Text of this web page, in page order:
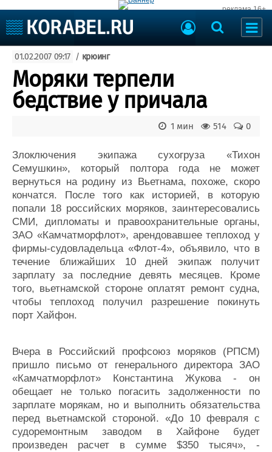
реклама 16+
Судоходство
Судоремонт
События
Пресс-релизы
Порты
Рыболовство
Еще
Судостроение
Пульс
Новости
Компании
Репутация
Работа
Крюинг
Журнал
Реклама
Торговая площадка
Доска объявлений
Продажа флота
Оборудование
Изделия
Материалы
Услуги
Выставки и семинары
Личности
Словарь
Галерея флота
Форум
Отзывы
Все службы
01.02.2007 09:17 / крюинг
Моряки терпели
бедствие у причала
0
514
1 мин
Злоключения экипажа сухогруза «Тихон
Семушкин», который полтора года не может
вернуться на родину из Вьетнама, похоже, скоро
кончатся. После того как историей, в которую
попали 18 российских моряков, заинтересовались
СМИ, дипломаты и правоохранительные органы,
ЗАО «Камчатморфлот», арендовавшее теплоход у
фирмы-судовладельца «Флот-4», объявило, что в
течение ближайших 10 дней экипаж получит
зарплату за последние девять месяцев. Кроме
того, вьетнамской стороне оплатят ремонт судна,
чтобы теплоход получил разрешение покинуть
порт Хайфон.
Вчера в Российский профсоюз моряков (РПСМ)
пришло письмо от генерального директора ЗАО
«Камчатморфлот» Константина Жукова - он
обещает не только погасить задолженности по
зарплате морякам, но и выполнить обязательства
перед вьетнамской стороной. «До 10 февраля с
судоремонтным заводом в Хайфоне будет
произведен расчет в сумме $350 тысяч», -